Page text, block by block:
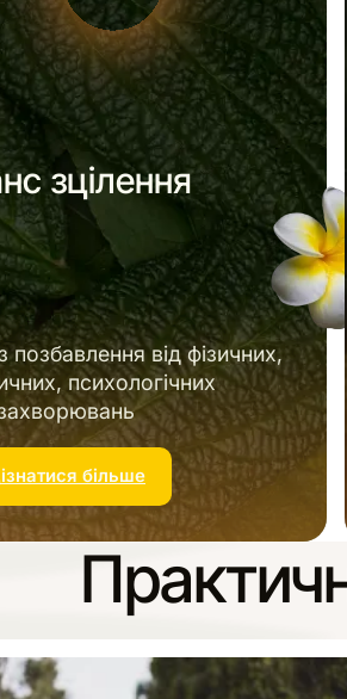
зцілення
позбавлення від фізичних,
психологічних
більше